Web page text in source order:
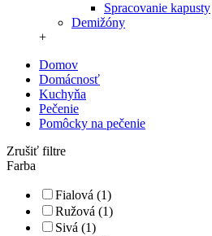
Spracovanie kapusty
Demižóny
+
Domov
Domácnosť
Kuchyňa
Pečenie
Pomôcky na pečenie
Zrušiť filtre
Farba
Fialová (1)
Ružová (1)
Sivá (1)